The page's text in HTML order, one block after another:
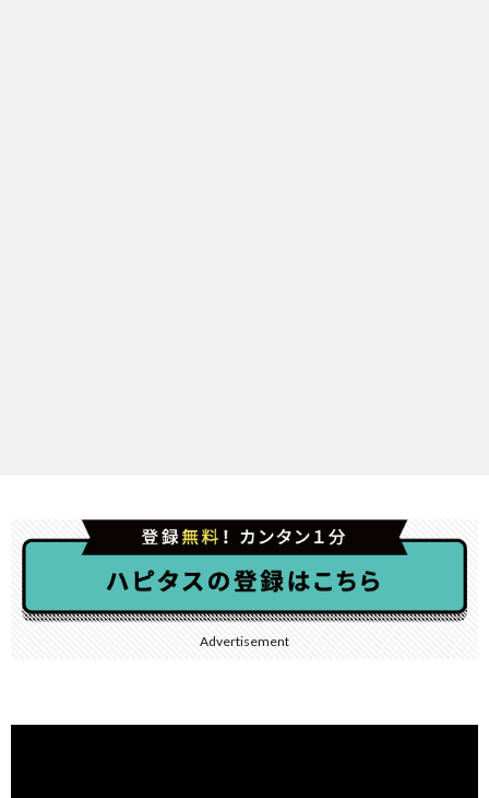
Advertisement